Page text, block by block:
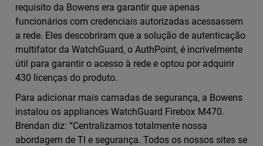
requisito da Bowens era garantir que apenas
funcionários com credenciais autorizadas acessassem
a rede. Eles descobriram que a solução de autenticação
multifator da WatchGuard, o AuthPoint, é incrivelmente
útil para garantir o acesso à rede e optou por adquirir
430 licenças do produto.
Para adicionar mais camadas de segurança, a Bowens
instalou os appliances WatchGuard Firebox M470.
Brendan diz: “Centralizamos totalmente nossa
abordagem de TI e segurança. Todos os nossos sites se